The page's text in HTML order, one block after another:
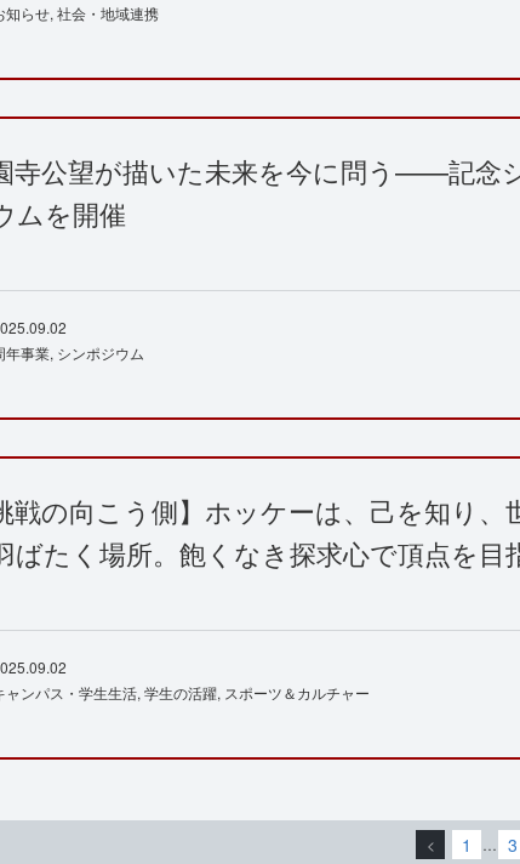
知らせ 社会・地域連携
寺公望が描いた未来を今に問う——記念
ムを開催
年事業 シンポジウム
戦の向こう側】ホッケーは、己を知り、
ばたく場所。飽くなき探求心で頂点を目
ャンパス・学生生活 学生の活躍 スポーツ＆カルチャー
< 1 … 3